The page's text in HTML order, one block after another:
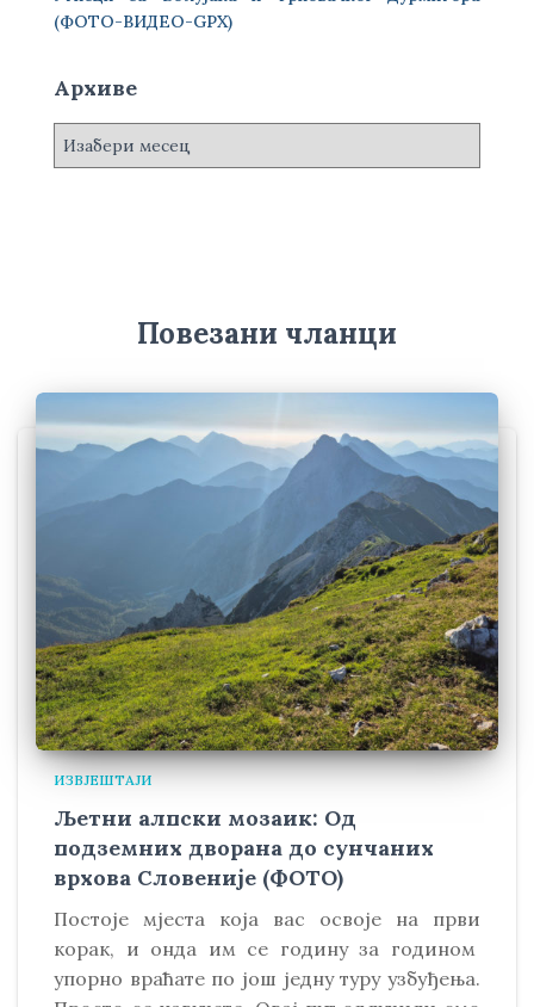
(ФОТО-ВИДЕО-GPX)
Архиве
А
Повезани чланци
ИЗВЈЕШТАЈИ
Љетни алпски мозаик: Од
подземних дворана до сунчаних
врхова Словеније (ФОТО)
Постоје мјеста која вас освоје на први
корак, и онда им се годину за годином
упорно враћате по још једну туру узбуђења.